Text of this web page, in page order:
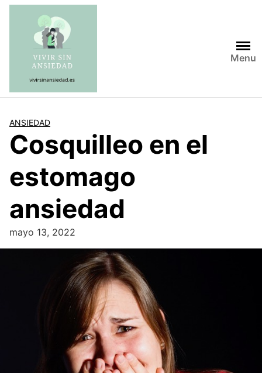
Saltar
contenido
Menu
ANSIEDAD
Cosquilleo en el
estomago
ansiedad
mayo 13, 2022